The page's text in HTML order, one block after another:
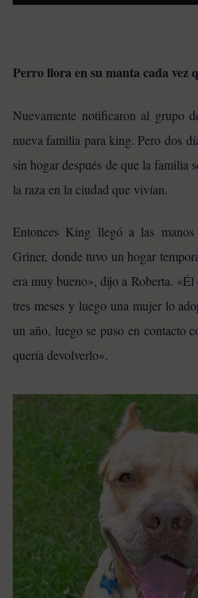
Perro llora en su manta cada vez
Nuevamente notificaron al grupo
nueva familia para king. Pero dos
sin hogar después de que la familia
la raza en la ciudad que vivían.
Entonces King llegó a las manos
Griner, donde tuvo un hogar
era muy bueno», dijo a Roberta. «Él
tres meses y luego una mujer lo
un año, luego se puso en contacto
quería devolverlo».